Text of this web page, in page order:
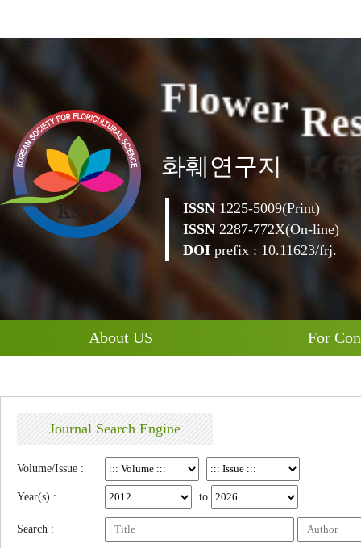
Flower Re
화훼연구지
ISSN 1225-5009(Print)
ISSN 2287-772X(On-line)
DOI prefix : 10.11623/frj.
About US For
Journal Search Engine
Volume/Issue :
Year(s) : to
Search :